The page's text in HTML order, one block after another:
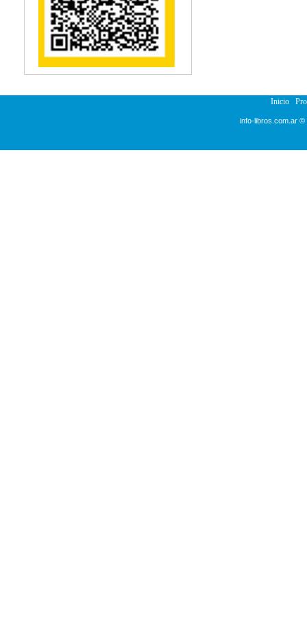
Reumatología
Salud Pública
Semiología
Terapia Ocupacional
Urología
Inicio
info-libros.com.ar